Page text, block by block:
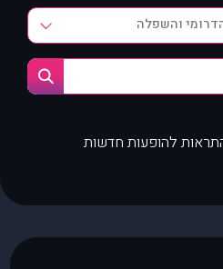
והשפלה
להופעות חדשות